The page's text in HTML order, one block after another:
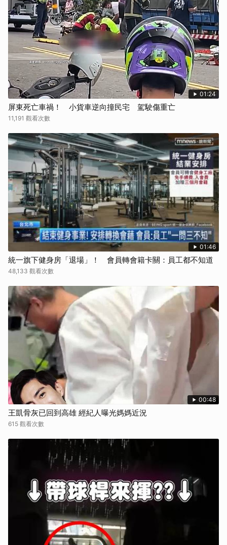
01:24
屏東死亡車禍！ 小貨車逆向撞民宅 駕駛傷重亡
11,191 觀看次數
01:46
統一旗下健身房「退場」！ 會員轉會籍卡關：員工都不知道
48,133 觀看次數
00:48
王凱骨灰已回到高雄 經紀人曝光媽媽近況
615 觀看次數
取消